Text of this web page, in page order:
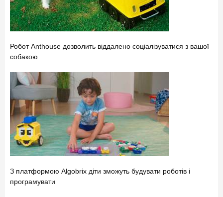
Робот Anthouse дозволить віддалено соціалізуватися з вашої
собакою
З платформою Algobrix діти зможуть будувати роботів і
програмувати